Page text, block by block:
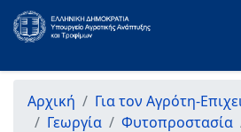
Αρχική
Για τον Αγρότη-
Γεωργία
Φυτοπροστασία